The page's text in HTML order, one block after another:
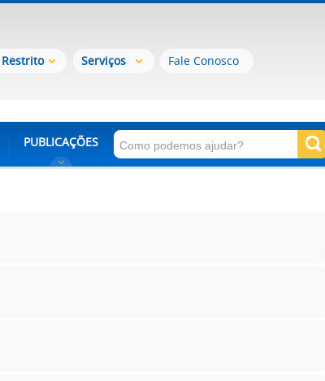
Serviços Fale Conosco
PUBLICAÇÕES